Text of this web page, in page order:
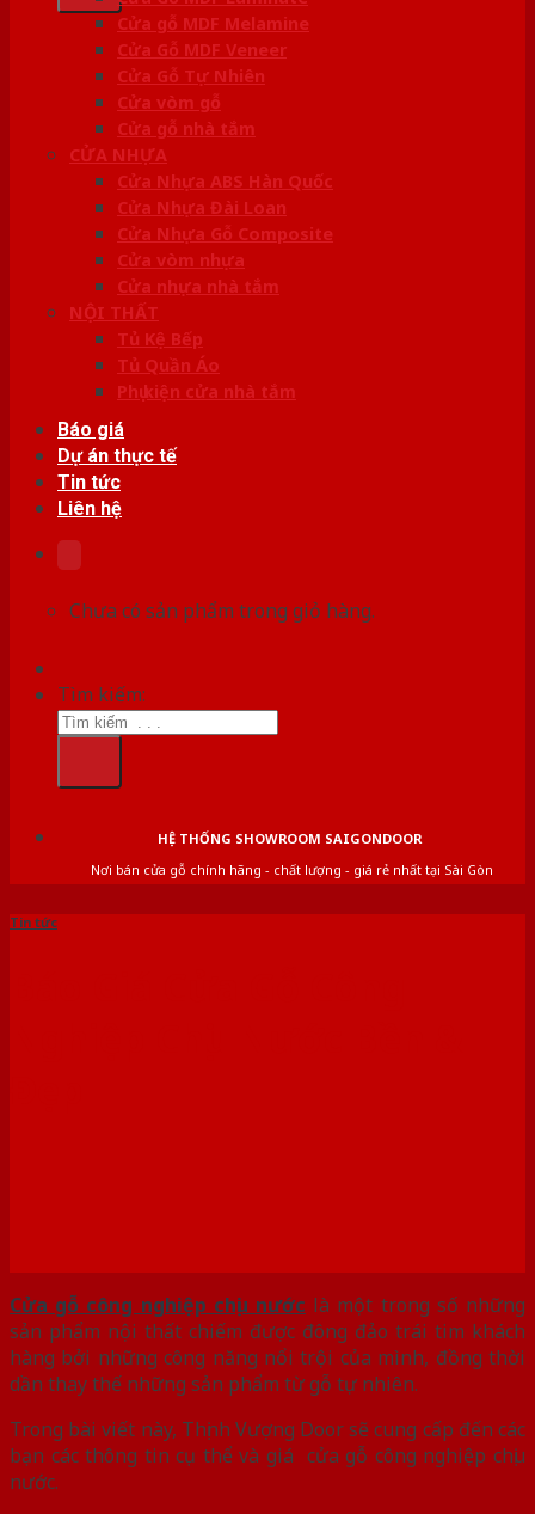
Cửa gỗ MDF Melamine
Cửa Gỗ MDF Veneer
Cửa Gỗ Tự Nhiên
Cửa vòm gỗ
Cửa gỗ nhà tắm
CỬA NHỰA
Cửa Nhựa ABS Hàn Quốc
Cửa Nhựa Đài Loan
Cửa Nhựa Gỗ Composite
Cửa vòm nhựa
Cửa nhựa nhà tắm
NỘI THẤT
Tủ Kệ Bếp
Tủ Quần Áo
Phụ kiện cửa nhà tắm
Báo giá
Dự án thực tế
Tin tức
Liên hệ
Chưa có sản phẩm trong giỏ hàng.
Tìm kiếm:
HỆ THỐNG SHOWROOM SAIGONDOOR
Nơi bán cửa gỗ chính hãng - chất lượng - giá rẻ nhất tại Sài Gòn
Tin tức
Cửa gỗ công nghiệp chịu nước là một trong số những
sản phẩm nội thất chiếm được đông đảo trái tim khách
hàng bởi những công năng nổi trội của mình, đồng thời
dần thay thế những sản phẩm từ gỗ tự nhiên.
Trong bài viết này, Thịnh Vượng Door sẽ cung cấp đến các
bạn các thông tin cụ thể và giá cửa gỗ công nghiệp chịu
nước.